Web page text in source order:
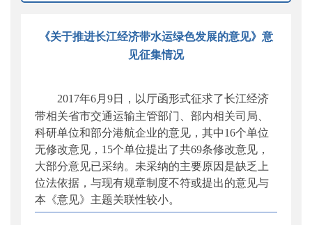
《关于推进长江经济带水运绿色发展的意见》意
见征集情况
2017年6月 9日，以厅函形式征求了长江经济
带相关省市交通运输主管部门、部内相关司局、
科研单位和部分港航企业的意见，其中16个单位
无修改意见， 15个单位提出了共69条修改意见，
大部分意见已采纳。未采纳的主要原因是缺乏上
位法依据，与现有规章制度不符或提出的意见与
本《意见》主题关联性较小。